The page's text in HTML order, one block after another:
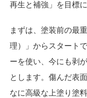
再生と補強」を目標
まずは、塗装前の最
理）」からスタート
ーを使い、今にも剥
とします。傷んだ表
なに高級な上塗り塗